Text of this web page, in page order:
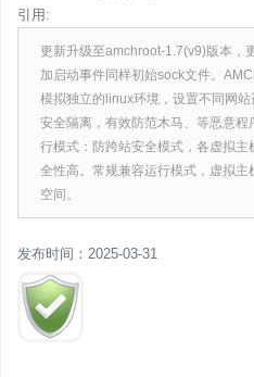
引用:
更新升级至amchroot-1.7(v9)版本，
加启动事件同样初始sock文件。
模拟独立的linux环境，设置不同网
安全隔离，有效防范木马、等恶意
行模式：防跨站安全模式，各虚拟
全性高。常规兼容运行模式，虚拟
空间。
发布时间：2025-03-31